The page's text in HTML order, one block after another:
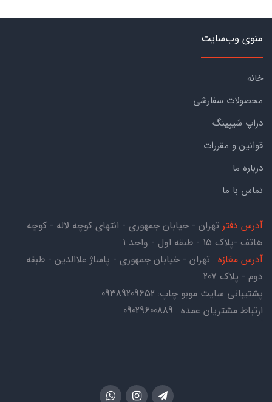
منوی وب‌سایت
خانه
محصولات سفارشی
دراپ شیپینگ
قوانین و مقررات
درباره ما
تماس با ما
آدرس دفتر تهران - خیابان جمهوری - انتهای کوچه لاله - کوچه
هاتف -پلاک ۱۵ - طبقه اول - واحد ۱
آدرس مغازه : تهران - خیابان جمهوری - پاساژ علاالدین - طبقه
دوم - پلاک 207
پشتیبانی سایت موبو چاپ: 09389209652
ارتباط مشتریان عمده : 09029600889